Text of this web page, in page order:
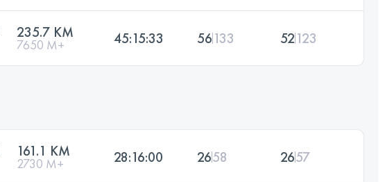
235.7 KM
7650 M+ 45:15:33 56133 52123
161.1 KM
2730 M+ 28:16:00 2658 2657